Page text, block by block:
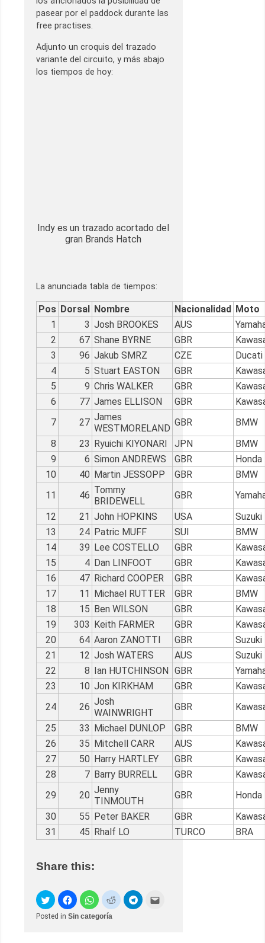
pasear por el paddock durante las
free practises.
Adjunto un croquis del trazado
variante del circuito, y más abajo
los tiempos de hoy:
Indy es un trazado acortado del
gran Brands Hatch
La anunciada tabla de tiempos:
Pos Dorsal Nombre Nacionalidad Moto
1
3 Josh BROOKES AUS
2
67 Shane BYRNE GBR
3
96 Jakub SMRZ CZE
Ducati
4
5 Stuart EASTON GBR
5
9 Chris WALKER GBR
6
77 James ELLISON GBR
7
27 James
WESTMORELAND
GBR
BMW
8
23 Ryuichi KIYONARI JPN
BMW
9
6 Simon ANDREWS GBR
Honda
10
40 Martin JESSOPP GBR
BMW
11
46 Tommy
BRIDEWELL
GBR
12
21 John HOPKINS USA
Suzuki
13
24 Patric MUFF SUI
BMW
14
39 Lee COSTELLO GBR
15
4 Dan LINFOOT GBR
16
47 Richard COOPER GBR
17
11 Michael RUTTER GBR
BMW
18
15 Ben WILSON GBR
19
303 Keith FARMER GBR
20
64 Aaron ZANOTTI GBR
Suzuki
21
12 Josh WATERS AUS
Suzuki
22
8 Ian HUTCHINSON GBR
23
10 Jon KIRKHAM GBR
24
26 Josh
WAINWRIGHT
GBR
25
33 Michael DUNLOP GBR
BMW
26
35 Mitchell CARR AUS
27
50 Harry HARTLEY GBR
28
7 Barry BURRELL GBR
29
20 Jenny
TINMOUTH
GBR
Honda
30
55 Peter BAKER GBR
31
45 Rhalf LO TURCO BRA
Share this:
Posted in Sin categoría